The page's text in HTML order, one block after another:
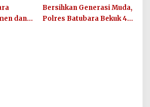
Tangkap 2 Tersangka dan
Sita 1,1 Kg Sabu
dan
Bersihkan Generasi Muda,
Polres Batubara Bekuk 45